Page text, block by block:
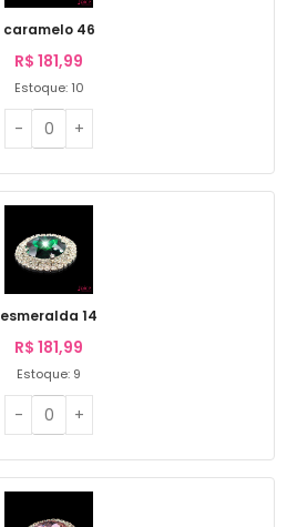
caramelo 46
R$ 181,99
Estoque: 10
esmeralda 14
R$ 181,99
Estoque: 9